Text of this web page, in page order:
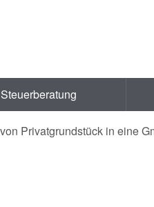
Steuerberatung
Privatgrundstück in eine